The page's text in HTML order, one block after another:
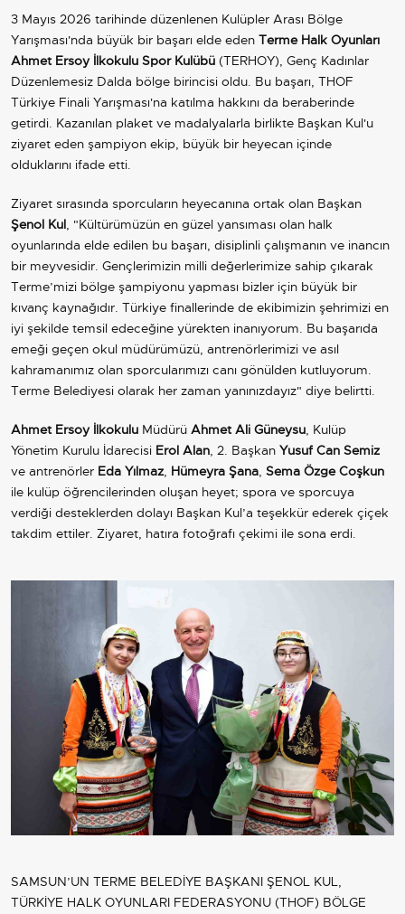
3 Mayıs 2026 tarihinde düzenlenen Kulüpler Arası Bölge
Yarışması'nda büyük bir başarı elde eden Terme Halk Oyunları
Ahmet Ersoy İlkokulu Spor Kulübü (TERHOY), Genç Kadınlar
Düzenlemesiz Dalda bölge birincisi oldu. Bu başarı, THOF
Türkiye Finali Yarışması'na katılma hakkını da beraberinde
getirdi. Kazanılan plaket ve madalyalarla birlikte Başkan Kul'u
ziyaret eden şampiyon ekip, büyük bir heyecan içinde
olduklarını ifade etti.
Ziyaret sırasında sporcuların heyecanına ortak olan Başkan
Şenol Kul, "Kültürümüzün en güzel yansıması olan halk
oyunlarında elde edilen bu başarı, disiplinli çalışmanın ve inancın
bir meyvesidir. Gençlerimizin milli değerlerimize sahip çıkarak
Terme’mizi bölge şampiyonu yapması bizler için büyük bir
kıvanç kaynağıdır. Türkiye finallerinde de ekibimizin şehrimizi en
iyi şekilde temsil edeceğine yürekten inanıyorum. Bu başarıda
emeği geçen okul müdürümüzü, antrenörlerimizi ve asıl
kahramanımız olan sporcularımızı canı gönülden kutluyorum.
Terme Belediyesi olarak her zaman yanınızdayız" diye belirtti.
Ahmet Ersoy İlkokulu Müdürü Ahmet Ali Güneysu, Kulüp
Yönetim Kurulu İdarecisi Erol Alan, 2. Başkan Yusuf Can Semiz
ve antrenörler Eda Yılmaz, Hümeyra Şana, Sema Özge Coşkun
ile kulüp öğrencilerinden oluşan heyet; spora ve sporcuya
verdiği desteklerden dolayı Başkan Kul’a teşekkür ederek çiçek
takdim ettiler. Ziyaret, hatıra fotoğrafı çekimi ile sona erdi.
SAMSUN’UN TERME BELEDİYE BAŞKANI ŞENOL KUL,
TÜRKİYE HALK OYUNLARI FEDERASYONU (THOF) BÖLGE